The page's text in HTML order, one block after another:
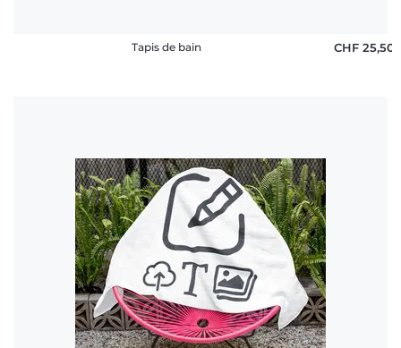
Tapis de bain CHF 25,50